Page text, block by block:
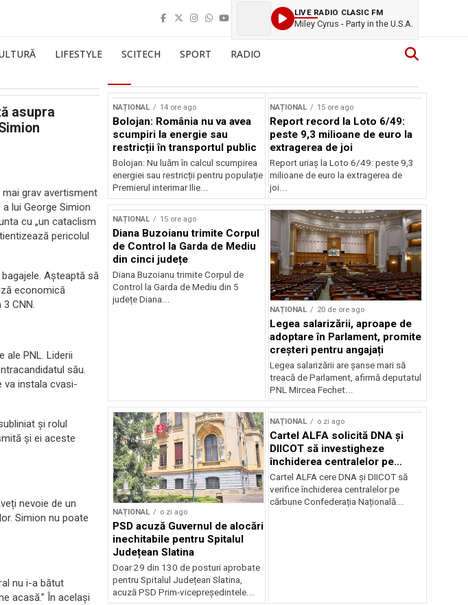
LIVE RADIO CLASIC FM
Miley Cyrus - Party in the U.S.A.
LIFESTYLE SCITECH SPORT RADIO
asupra
grav avertisment
lui George Simion
cu „un cataclism
pericolul
Așteaptă să
economică
CNN.
ale PNL. Liderii
său.
va instala cvasi-
și rolul
și ei aceste
nevoie de un
Simion nu poate
nu i-a bătut
acasă.” În același
NAȚIONAL 14 ore ago
Bolojan: România nu va avea
scumpiri la energie sau
restricții în transportul public
Bolojan: Nu luăm în calcul scumpirea
energiei sau restricții pentru populație
Premierul interimar Ilie...
NAȚIONAL 15 ore ago
Report record la Loto 6/49:
peste 9,3 milioane de euro la
extragerea de joi
Report uriaș la Loto 6/49: peste 9,3
milioane de euro la extragerea de
joi...
NAȚIONAL 15 ore ago
Diana Buzoianu trimite Corpul
de Control la Garda de Mediu
din cinci județe
Diana Buzoianu trimite Corpul de
Control la Garda de Mediu din 5
județe Diana...
NAȚIONAL 20 de ore ago
Legea salarizării, aproape de
adoptare în Parlament, promite
creșteri pentru angajați
Legea salarizării are șanse mari să
treacă de Parlament, afirmă deputatul
PNL Mircea Fechet...
NAȚIONAL o zi ago
PSD acuză Guvernul de alocări
inechitabile pentru Spitalul
Județean Slatina
Doar 29 din 130 de posturi aprobate
pentru Spitalul Județean Slatina,
acuză PSD Prim-vicepreședintele...
NAȚIONAL o zi ago
Cartel ALFA solicită DNA și
DIICOT să investigheze
închiderea centralelor pe
cărbune
Cartel ALFA cere DNA și DIICOT să
verifice închiderea centralelor pe
cărbune Confederația Națională...